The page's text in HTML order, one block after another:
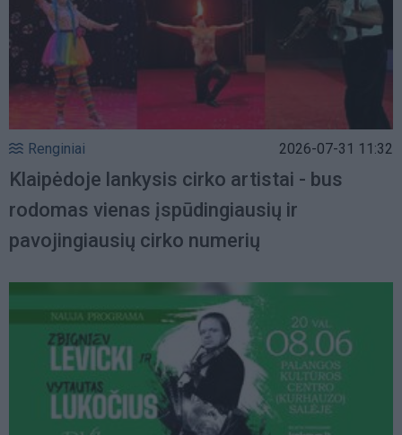
Renginiai 2026-07-31 11:32
Klaipėdoje lankysis cirko artistai - bus
rodomas vienas įspūdingiausių ir
pavojingiausių cirko numerių